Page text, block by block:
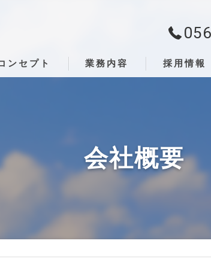
ンセプト 業務内容 採用情報
会社概要